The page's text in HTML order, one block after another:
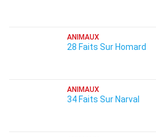
ANIMAUX
28 Faits Sur Homard
ANIMAUX
34 Faits Sur Narval